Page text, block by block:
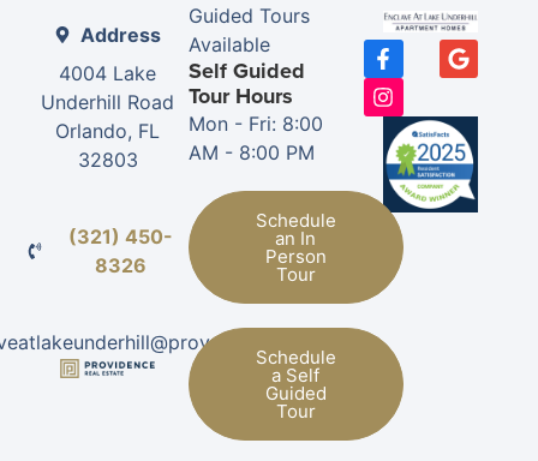
Address
4004 Lake
Underhill Road
Orlando, FL
32803
(321) 450-
8326
Guided Tours
Available
Self Guided
Tour Hours
Mon - Fri: 8:00
AM - 8:00 PM
Schedule
an In
Person
Tour
Schedule
a Self
Guided
Tour